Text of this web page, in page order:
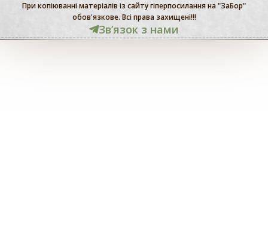
При копіюванні матеріалів із сайту гіперпосилання на "ЗаБор"
обов'язкове. Всі права захищені!!!
Звʼязок з нами